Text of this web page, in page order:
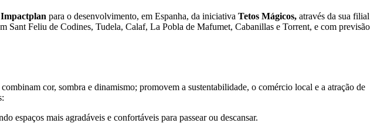
Impactplan para o desenvolvimento, em Espanha, da iniciativa Tetos Mágicos, através da sua filial
Sant Feliu de Codines, Tudela, Calaf, La Pobla de Mafumet, Cabanillas e Torrent, e com previsão
cor, sombra e dinamismo; promovem a sustentabilidade, o comércio local e a atração de
espaços mais agradáveis e confortáveis para passear ou descansar.